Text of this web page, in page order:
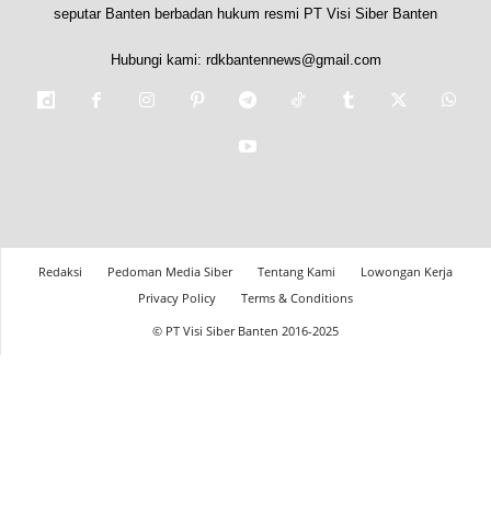
seputar Banten berbadan hukum resmi PT Visi Siber Banten
Hubungi kami: rdkbantennews@gmail.com
Redaksi Pedoman Media Siber Tentang Kami
Lowongan Kerja
Privacy Policy
Terms & Conditions
© PT Visi Siber Banten 2016-2025